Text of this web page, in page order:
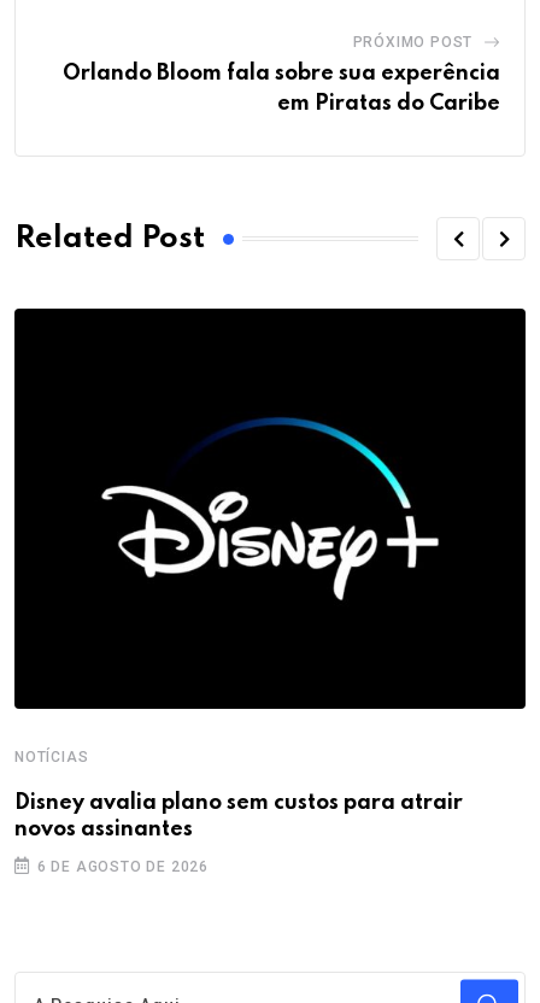
PRÓXIMO POST
Orlando Bloom fala sobre sua experência
em Piratas do Caribe
Related Post
NOTÍCIAS
Disney avalia plano sem custos para atrair
novos assinantes
6 DE AGOSTO DE 2026